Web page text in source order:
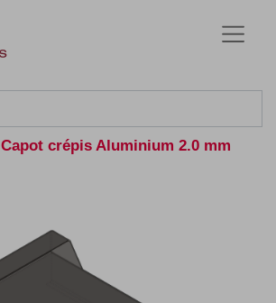
Capot crépis Aluminium 2.0 mm